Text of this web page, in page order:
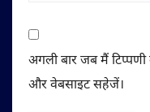
अगली बार जब मैं
और वेबसाइट सहेजें।